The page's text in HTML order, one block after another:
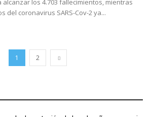
alcanzar los 4.703 fallecimientos, mientras
del coronavirus SARS-Cov-2 ya...
1 2